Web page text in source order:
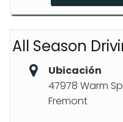
All Season
Ubicación
47978 Warm
Fremont